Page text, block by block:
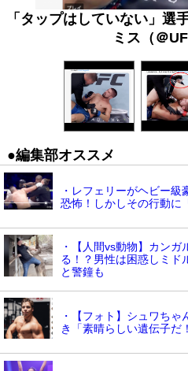
「タップはしていない」選
ミス（＠
●編集部オススメ
・レフェリーがヘビー級
恐怖！しかしその行動に
・【人間vs動物】カン
る！？男性は困惑しミド
と警鐘も
・【フォト】シュワちゃ
き「素晴らしい遺伝子だ